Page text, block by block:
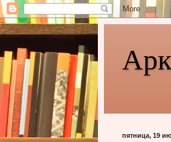
пятница, 19